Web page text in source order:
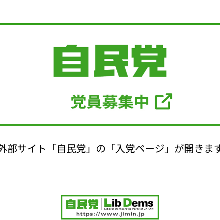
部サイト「自民党」の「入党ページ」が開きま